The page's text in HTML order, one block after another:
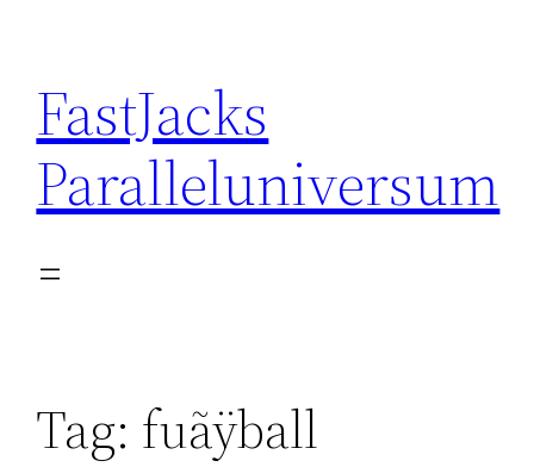
content
FastJacks
Paralleluniversum
Tag: fuãÿball